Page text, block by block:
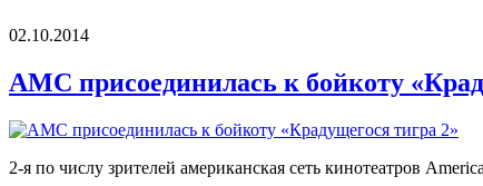
02.10.2014
AMC присоединилась к бойкоту
2-я по числу зрителей американская сеть кинотеатров